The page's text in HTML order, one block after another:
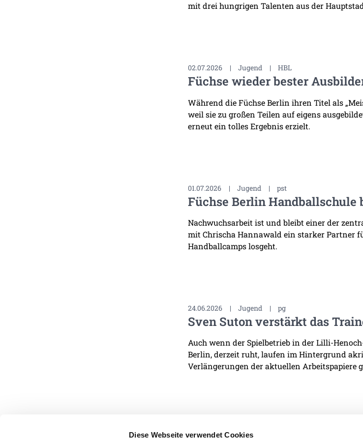
Diese Webseite verwendet Cookies
mit drei hungrigen Talenten aus der
02.07.2026 | Jugend | HBL
Füchse wieder bester
Während die Füchse Berlin ihren Titel als
weil sie zu großen Teilen auf eigens
erneut ein tolles Ergebnis erzielt.
01.07.2026 | Jugend | pst
Füchse Berlin
Nachwuchsarbeit ist und bleibt einer der
mit Chrischa Hannawald ein starker Partner
Handballcamps losgeht.
24.06.2026 | Jugend | pg
Sven Suton verstärkt das
Auch wenn der Spielbetrieb in der Lilli-
Berlin, derzeit ruht, laufen im Hintergrund
Verlängerungen der aktuellen Arbeitspapiere